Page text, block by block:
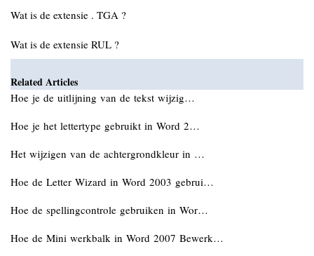
Wat is de extensie . TGA ?
Wat is de extensie RUL ?
Related Articles
Hoe je de uitlijning van de tekst wijzig…
Hoe je het lettertype gebruikt in Word 2…
Het wijzigen van de achtergrondkleur in …
Hoe de Letter Wizard in Word 2003 gebrui…
Hoe de spellingcontrole gebruiken in Wor…
Hoe de Mini werkbalk in Word 2007 Bewerk…